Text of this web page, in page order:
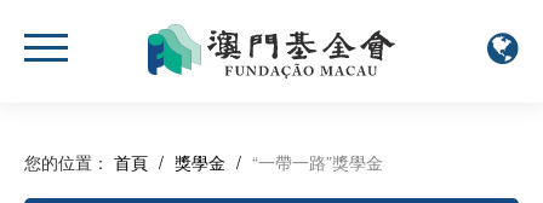
您的位置： 首頁 / 獎學金 / “一帶一路”獎學金